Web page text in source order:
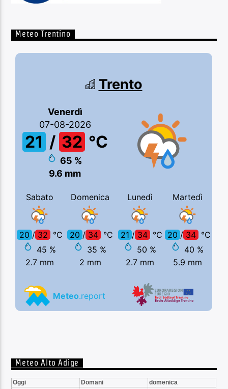
Meteo Trentino
Meteo Alto Adige
Oggi Domani domenica